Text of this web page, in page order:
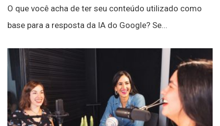
O que você acha de ter seu conteúdo utilizado como
base para a resposta da IA do Google? Se...